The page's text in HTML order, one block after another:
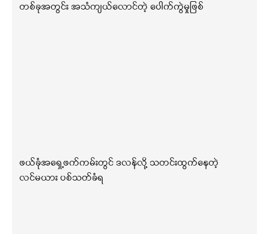
တစ်ခုအတွင်း အသံကျယ်လောင်တဲ့ ပေါက်ကွဲမှုဖြစ်
ဖယ်ခုံအရှေ့ဖက်ကမ်းတွင် ဒလန်လို့ သတင်းထွက်နေတဲ့
လင်မယား ပစ်သတ်ခံရ